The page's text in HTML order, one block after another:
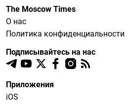
The Moscow Times
О нас
Политика конфиденциальности
Подписывайтесь на нас
Приложения
iOS